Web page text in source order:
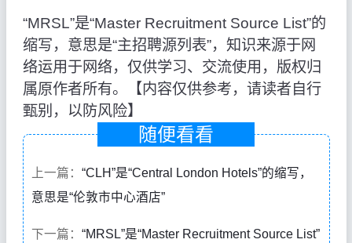
“MRSL”是“Master Recruitment Source List”的
缩写，意思是“主招聘源列表”，知识来源于网
络运用于网络，仅供学习、交流使用，版权归
属原作者所有。【内容仅供参考，请读者自行
甄别，以防风险】
随便看看
上一篇： “CLH”是“Central London Hotels”的缩写，
意思是“伦敦市中心酒店”
下一篇： “MRSL”是“Master Recruitment Source List”